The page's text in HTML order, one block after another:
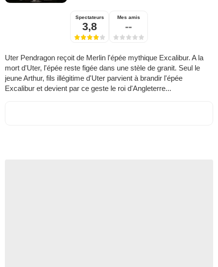
Spectateurs
3,8
Mes amis
--
Uter Pendragon reçoit de Merlin l'épée mythique Excalibur. A la
mort d'Uter, l'épée reste figée dans une stèle de granit. Seul le
jeune Arthur, fils illégitime d'Uter parvient à brandir l'épée
Excalibur et devient par ce geste le roi d'Angleterre...